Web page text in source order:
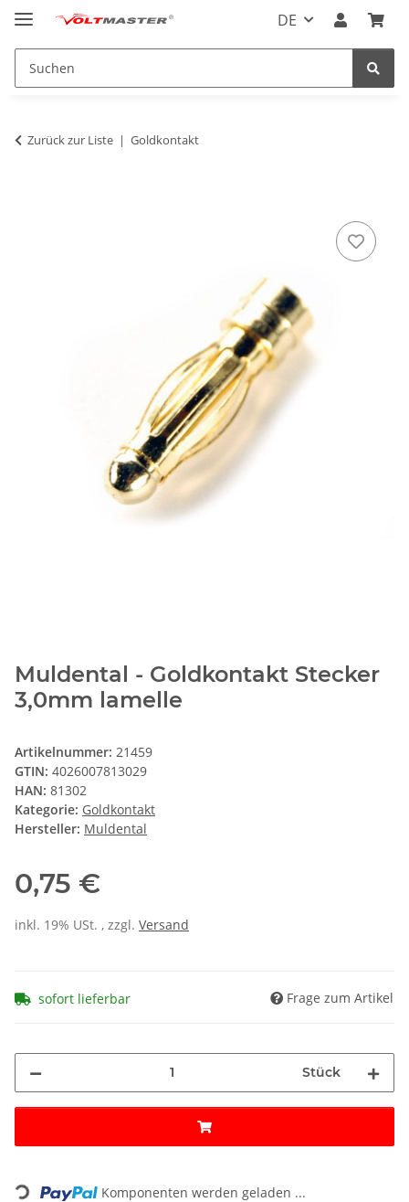
DE
Zurück zur Liste Goldkontakt
Muldental - Goldkontakt Stecker
3,0mm lamelle
Artikelnummer: 21459
GTIN: 4026007813029
HAN: 81302
Kategorie: Goldkontakt
Hersteller: Muldental
0,75 €
inkl. 19% USt. , zzgl. Versand
sofort lieferbar Frage zum Artikel
Stück
Loading... Komponenten werden geladen ...